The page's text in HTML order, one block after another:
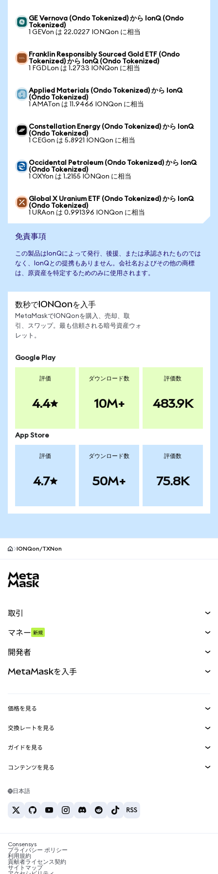
GE Vernova (Ondo Tokenized) から IonQ (Ondo
Tokenized)
1 GEVon は 22.0227 IONQon に相当
Franklin Responsibly Sourced Gold ETF (Ondo
Tokenized) から IonQ (Ondo Tokenized)
1 FGDLon は 1.2733 IONQon に相当
Applied Materials (Ondo Tokenized) から IonQ
(Ondo Tokenized)
1 AMATon は 11.9466 IONQon に相当
Constellation Energy (Ondo Tokenized) から IonQ
(Ondo Tokenized)
1 CEGon は 5.8921 IONQon に相当
Occidental Petroleum (Ondo Tokenized) から IonQ
(Ondo Tokenized)
1 OXYon は 1.2155 IONQon に相当
Global X Uranium ETF (Ondo Tokenized) から IonQ
(Ondo Tokenized)
1 URAon は 0.991396 IONQon に相当
免責事項
この製品はIonQによって発行、後援、または承認されたものでは
なく、IonQとの提携もありません。会社名およびその他の商標
は、原資産を特定するためのみに使用されます。
数秒でIONQonを入手
MetaMaskでIONQonを購入、売却、取
引、スワップ。最も信頼される暗号資産ウォ
レット。
Google Play
評価
4.4
ダウンロード数
10M+
評価数
483.9K
App Store
評価
4.7
ダウンロード数
50M+
評価数
75.8K
IONQon/TXNon
取引
パーペチュアル
RWA
マネー 新規
開発者
MetaMask Connect
Snaps
Web3サービス
MetaMaskを入手
セキュリティ
サポート
キャリア
お問い合わせ
価格を見る
イーサリアムの価格
Solanaの価格
Tetherの価格
交換レートを見る
ETH→USD
USDT→INR
BTC→INR
ETH→USDT
ガイドを見る
ETHの購入
USDTの購入
SHIBの購入
BNBの購入
コンテンツを見る
Solanaウォレット
税制関連ニュース
暗号資産の購入方法は？
日本語
Consensys
プライバシー ポリシー
利用規約
貢献者ライセンス契約
サイトマップ